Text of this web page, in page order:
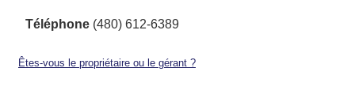
Téléphone (480) 612-6389
Êtes-vous le propriétaire ou le gérant ?